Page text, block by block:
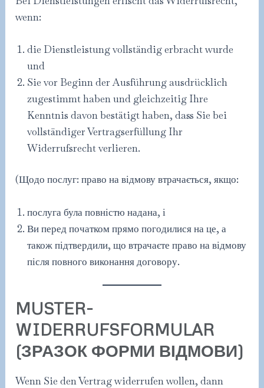
wenn:
die Dienstleistung vollständig erbracht wurde
und
Sie vor Beginn der Ausführung ausdrücklich
zugestimmt haben und gleichzeitig Ihre
Kenntnis davon bestätigt haben, dass Sie bei
vollständiger Vertragserfüllung Ihr
Widerrufsrecht verlieren.
(Щодо послуг: право на відмову втрачається, якщо:
послуга була повністю надана, і
Ви перед початком прямо погодилися на це, а
також підтвердили, що втрачаєте право на відмову
після повного виконання договору.
MUSTER-
WIDERRUFSFORMULAR
(ЗРАЗОК ФОРМИ ВІДМОВИ)
Wenn Sie den Vertrag widerrufen wollen, dann